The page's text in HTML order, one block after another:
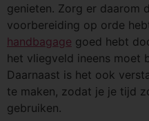
genieten. Zorg er daarom
voorbereiding op orde
handbagage goed hebt
het vliegveld ineens moet
Daarnaast is het ook
te maken, zodat je je tijd
gebruiken.